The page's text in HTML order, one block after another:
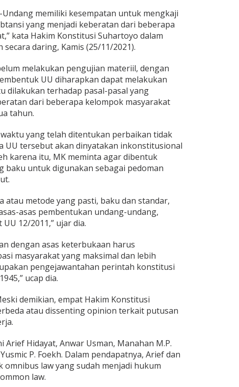
memiliki kesempatan untuk mengkaji
yang menjadi keberatan dari beberapa
kata Hakim Konstitusi Suhartoyo dalam
daring, Kamis (25/11/2021).
melakukan pengujian materiil, dengan
UU diharapkan dapat melakukan
dilakukan terhadap pasal-pasal yang
dari beberapa kelompok masyarakat
tahun.
yang telah ditentukan perbaikan tidak
UU tersebut akan dinyatakan inkonstitusional
karena itu, MK meminta agar dibentuk
baku untuk digunakan sebagai pedoman
atau metode yang pasti, baku dan standar,
asas pembentukan undang-undang,
12/2011,” ujar dia.
dengan asas keterbukaan harus
masyarakat yang maksimal dan lebih
pengejawantahan perintah konstitusi
ucap dia.
demikian, empat Hakim Konstitusi
atau dissenting opinion terkait putusan
Arief Hidayat, Anwar Usman, Manahan M.P.
P. Foekh. Dalam pendapatnya, Arief dan
omnibus law yang sudah menjadi hukum
law.
[FOTO] Anies Baswedan Tinjau